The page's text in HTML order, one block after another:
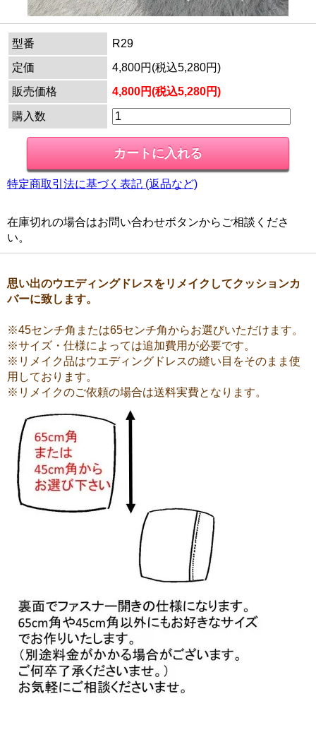
型番
R29
定価
4,800円(税込5,280円)
販売価格
4,800円(税込5,280円)
購入数
特定商取引法に基づく表記 (返品など)
在庫切れの場合はお問い合わせボタンからご相談くださ
い。
思い出のウエディングドレスをリメイクしてクッションカ
バーに致します。
※45センチ角または65センチ角からお選びいただけます。
※サイズ・仕様によっては追加費用が必要です。
※リメイク品はウエディングドレスの縫い目をそのまま使
用しております。
※リメイクのご依頼の場合は送料実費となります。